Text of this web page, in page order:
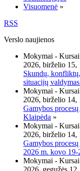
Visuomenė »
RSS
Verslo naujienos
Mokymai -
2026, birželio 15,
Skundų,
situacijų
Mokymai -
2026, birželio 14,
Gamybos
Klaipėda »
Mokymai -
2026, birželio 14,
Gamybos
2026 m. kovo 19-
Mokymai -